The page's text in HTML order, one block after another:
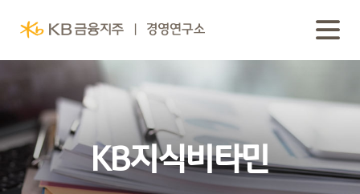
KB지식비타민